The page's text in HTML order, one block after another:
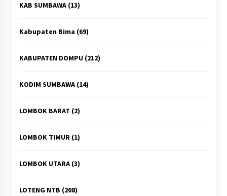
KAB SUMBAWA(13)
Kabupaten Bima (69)
KABUPATEN DOMPU(212)
KODIM SUMBAWA(14)
LOMBOK BARAT (2)
LOMBOK TIMUR(1)
LOMBOK UTARA(3)
LOTENG NTB (208)